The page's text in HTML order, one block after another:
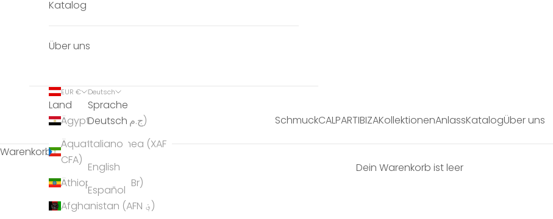
SchmuckCALPARTIBIZAKollektionenAnlassKatalogÜber uns
Katalog
Über uns
EUR €
Land
Ägypten (EGP ج.م)
Äquatorialguinea (XAF
CFA)
Äthiopien (ETB Br)
Afghanistan (AFN ؋)
Deutsch
Sprache
Deutsch
Italiano
English
Español
Warenkorb
Dein Warenkorb ist leer